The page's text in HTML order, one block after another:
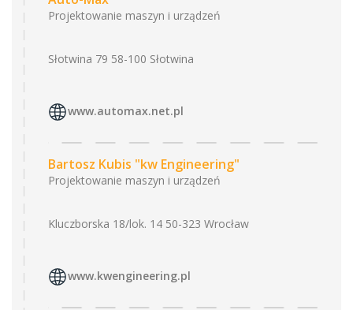
Projektowanie maszyn i urządzeń
Słotwina 79 58-100 Słotwina
www.automax.net.pl
Bartosz Kubis "kw Engineering"
Projektowanie maszyn i urządzeń
Kluczborska 18/lok. 14 50-323 Wrocław
www.kwengineering.pl